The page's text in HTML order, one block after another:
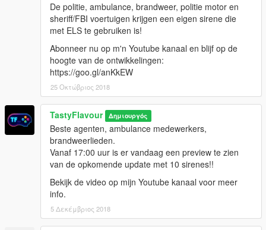
De politie, ambulance, brandweer, politie motor en
sheriff/FBI voertuigen krijgen een eigen sirene die
met ELS te gebruiken is!
Abonneer nu op m'n Youtube kanaal en blijf op de
hoogte van de ontwikkelingen:
https://goo.gl/anKkEW
25 Οκτώβριος 2018
TastyFlavour Δημιουργός
Beste agenten, ambulance medewerkers,
brandweerlieden.
Vanaf 17:00 uur is er vandaag een preview te zien
van de opkomende update met 10 sirenes!!
Bekijk de video op mijn Youtube kanaal voor meer
info.
5 Δεκέμβριος 2018